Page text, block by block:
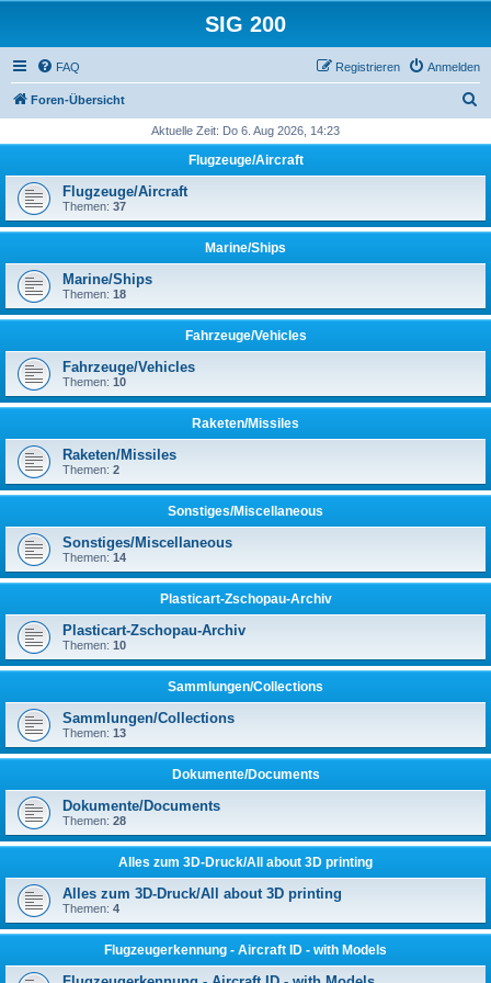
SIG 200
FAQ Anmelden
Registrieren
Foren-Übersicht
h
Aktuelle Zeit: Do 6. Aug 2026, 14:23
Flugzeuge/Aircraft
Flugzeuge/Aircraft
Themen: 37
Marine/Ships
Marine/Ships
Themen: 18
Fahrzeuge/Vehicles
Fahrzeuge/Vehicles
Themen: 10
Raketen/Missiles
Raketen/Missiles
Themen: 2
Sonstiges/Miscellaneous
Sonstiges/Miscellaneous
Themen: 14
Plasticart-Zschopau-Archiv
Plasticart-Zschopau-Archiv
Themen: 10
Sammlungen/Collections
Sammlungen/Collections
Themen: 13
Dokumente/Documents
Dokumente/Documents
Themen: 28
Alles zum 3D-Druck/All about 3D printing
Alles zum 3D-Druck/All about 3D printing
Themen: 4
Flugzeugerkennung - Aircraft ID - with Models